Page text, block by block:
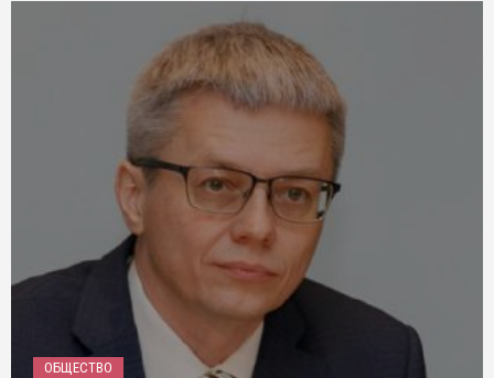
ОБЩЕСТВО